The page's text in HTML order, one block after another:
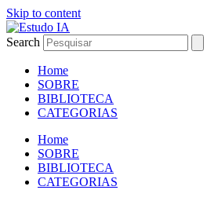
Skip to content
Search
Home
SOBRE
BIBLIOTECA
CATEGORIAS
Home
SOBRE
BIBLIOTECA
CATEGORIAS